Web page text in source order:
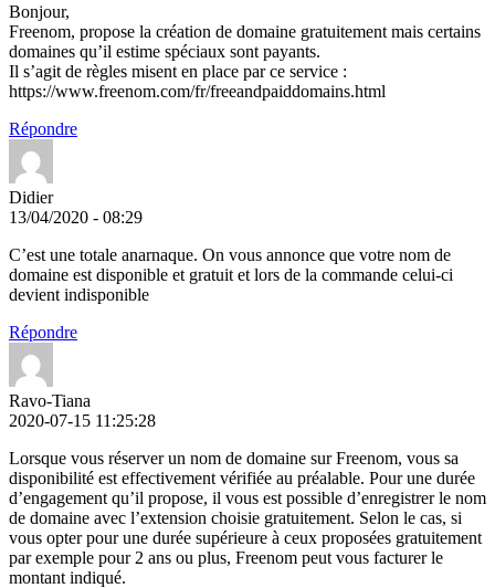
Bonjour,
Freenom, propose la création de domaine gratuitement mais certains
domaines qu’il estime spéciaux sont payants.
Il s’agit de règles misent en place par ce service :
https://www.freenom.com/fr/freeandpaiddomains.html
Répondre
Didier
13/04/2020 - 08:29
C’est une totale anarnaque. On vous annonce que votre nom de
domaine est disponible et gratuit et lors de la commande celui-ci
devient indisponible
Répondre
Ravo-Tiana
2020-07-15 11:25:28
Lorsque vous réserver un nom de domaine sur Freenom, vous sa
disponibilité est effectivement vérifiée au préalable. Pour une durée
d’engagement qu’il propose, il vous est possible d’enregistrer le nom
de domaine avec l’extension choisie gratuitement. Selon le cas, si
vous opter pour une durée supérieure à ceux proposées gratuitement
par exemple pour 2 ans ou plus, Freenom peut vous facturer le
montant indiqué.